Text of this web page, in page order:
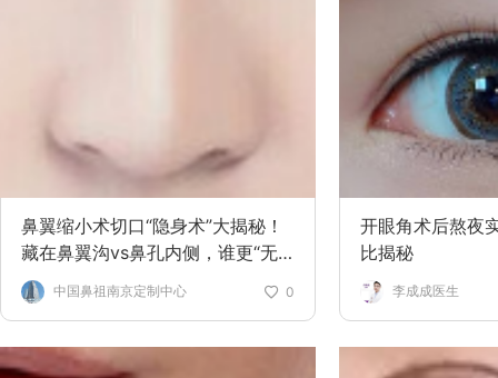
鼻翼缩小术切口“隐身术”大揭秘！
藏在鼻翼沟vs鼻孔内侧，谁更“无
痕”？
中国鼻祖南京定制中心 0
开眼角术后熬夜
比揭秘
李成成医生